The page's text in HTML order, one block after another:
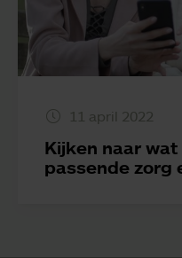
11 april 2022
Kijken naar
passende zorg